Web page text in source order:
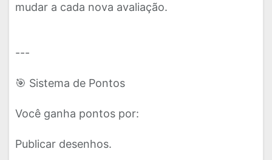
mudar a cada nova avaliação.
---
🎯 Sistema de Pontos
Você ganha pontos por:
Publicar desenhos.